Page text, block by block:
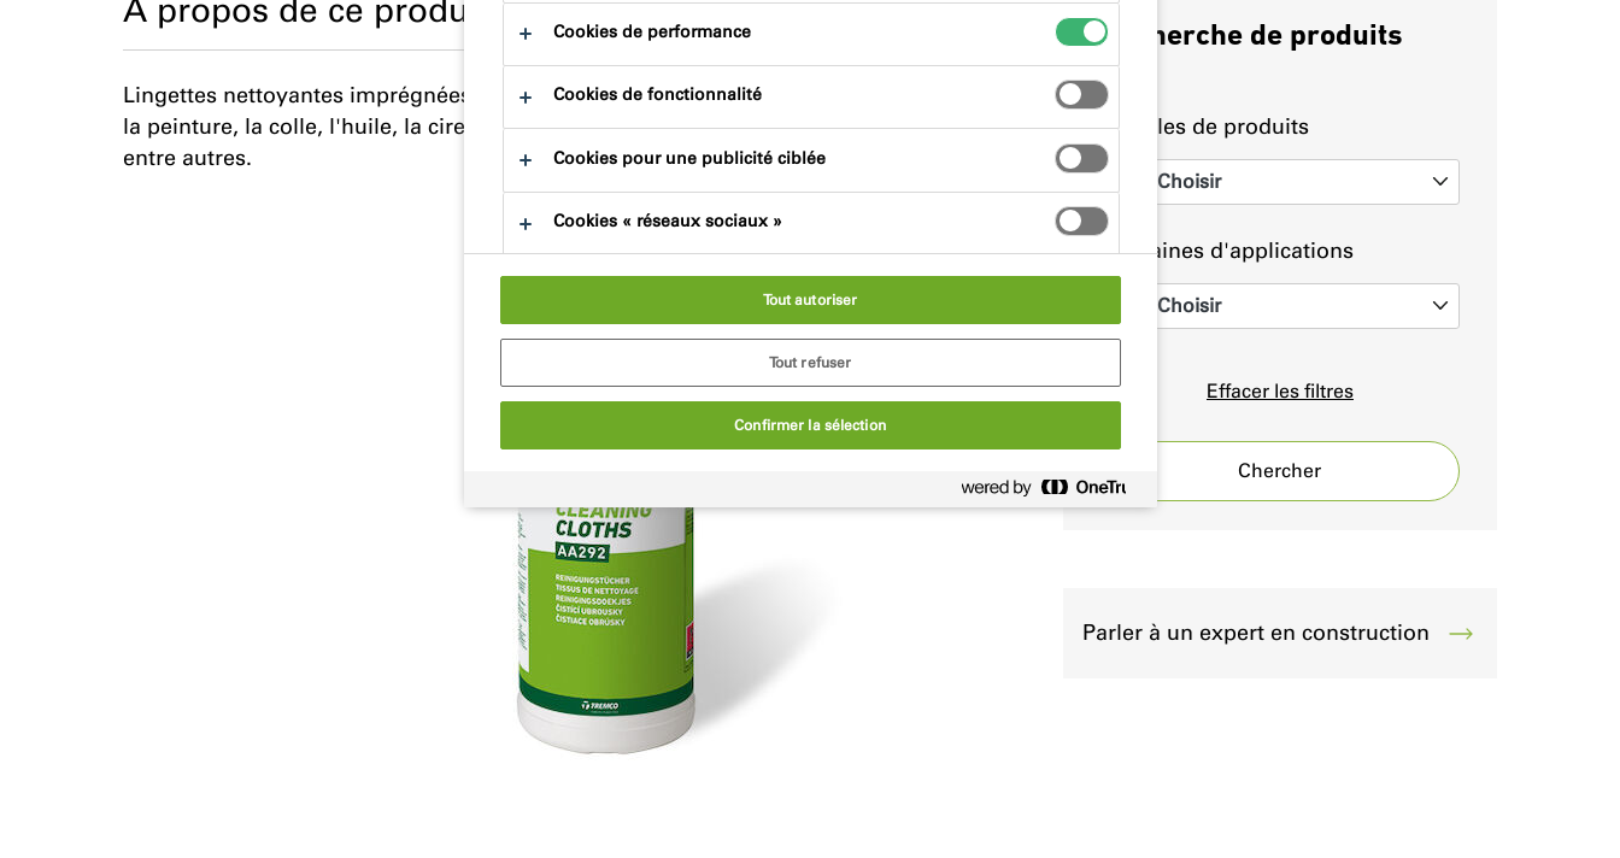
Recherche de produits
Familles de produits
Choisir
Domaines d'applications
Choisir
Effacer les filtres
Chercher
Parler à un expert en construction
À propos de ce produit
Lingettes nettoyantes imprégnées pour éliminer les mastics et revêtements non durcis,
la peinture, la colle, l'huile, la cire de goudron, les graffitis et l'encre des marqueurs,
entre autres.
Cookies de performance
Cookies de fonctionnalité
Cookies pour une publicité ciblée
Cookies « réseaux sociaux »
Tout autoriser
Tout refuser
Confirmer la sélection